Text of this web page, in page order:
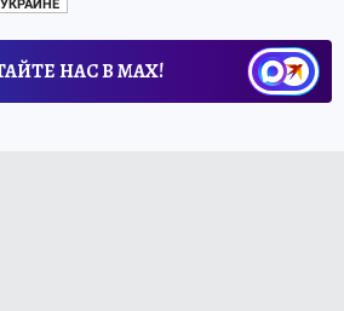
НАС В МАХ!